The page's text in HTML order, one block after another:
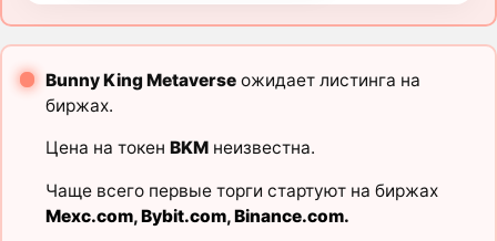
Bunny King Metaverseожидает листинга на
биржах.
Цена на токен BKMнеизвестна.
Чаще всего первые торги стартуют на биржах
Mexc.com,Bybit.com,Binance.com.